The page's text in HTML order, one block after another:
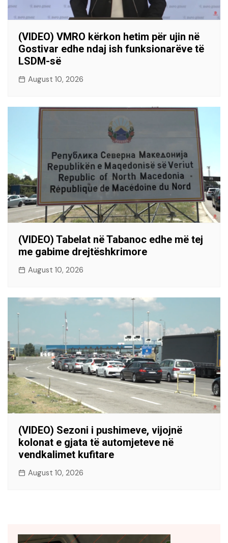
(VIDEO) VMRO kërkon hetim për ujin në
Gostivar edhe ndaj ish funksionarëve të
LSDM-së
August 10, 2026
(VIDEO) Tabelat në Tabanoc edhe më tej
me gabime drejtëshkrimore
August 10, 2026
(VIDEO) Sezoni i pushimeve, vijojnë
kolonat e gjata të automjeteve në
vendkalimet kufitare
August 10, 2026